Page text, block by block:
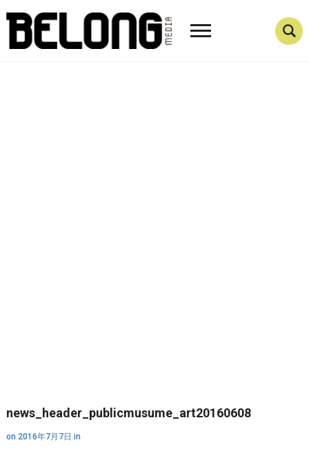
news_header_publicmusume_art20160608
on 2016年7月7日 in